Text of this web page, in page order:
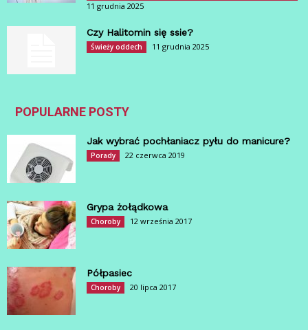
11 grudnia 2025
Czy Halitomin się ssie?
Świeży oddech 11 grudnia 2025
POPULARNE POSTY
Jak wybrać pochłaniacz pyłu do manicure?
Porady 22 czerwca 2019
Grypa żołądkowa
Choroby 12 września 2017
Półpasiec
Choroby 20 lipca 2017